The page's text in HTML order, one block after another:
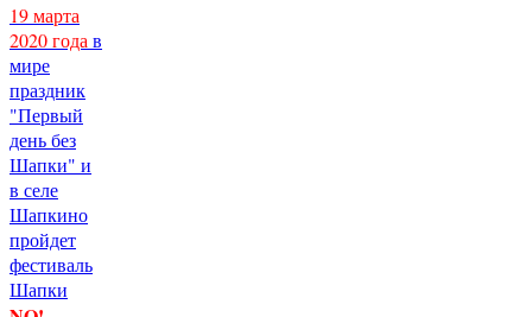
19 марта
2020 года в
мире
праздник
"Первый
день без
Шапки" и
в селе
Шапкино
пройдет
фестиваль
Шапки